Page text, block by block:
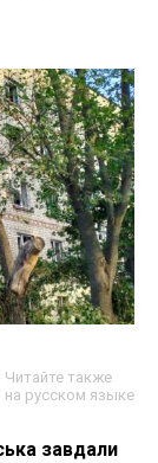
Читайте также
на русском языке
завдали